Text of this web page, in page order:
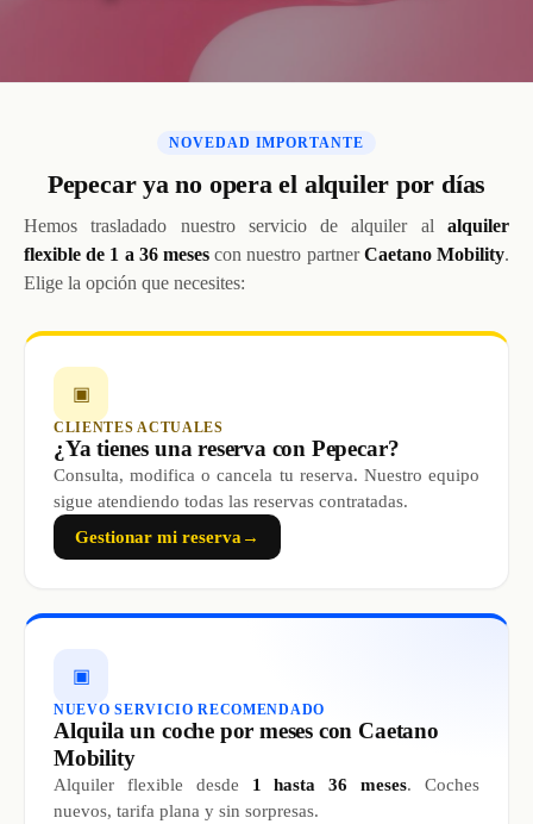
NOVEDAD IMPORTANTE
Pepecar ya no opera el alquiler por días
Hemos trasladado nuestro servicio de alquiler al alquiler
flexible de 1 a 36 meses con nuestro partnerCaetano Mobility.
Elige la opción que necesites:
▣
CLIENTES ACTUALES
¿Ya tienes una reserva con Pepecar?
Consulta, modifica o cancela tu reserva. Nuestro equipo
sigue atendiendo todas las reservas contratadas.
Gestionar mi reserva →
▣
NUEVO SERVICIO RECOMENDADO
Alquila un coche por meses con Caetano
Mobility
Alquiler flexible desde 1 hasta 36 meses. Coches
nuevos, tarifa plana y sin sorpresas.